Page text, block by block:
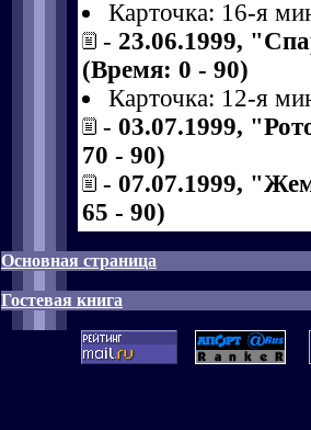
Карточка: 16-я
- 23.06.1999,
(Время: 0 - 90)
Карточка: 12-я
- 03.07.1999,
70 - 90)
- 07.07.1999,
65 - 90)
Основная страница
Гостевая книга